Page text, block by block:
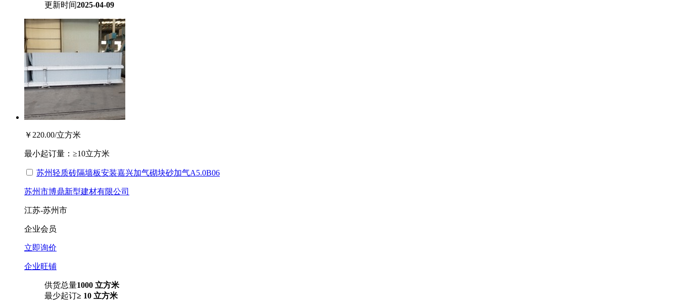
更新时间2025-04-09
￥220.00/立方米
最小起订量： ≥10立方米
苏州轻质砖隔墙板安装嘉兴加气砌块砂加气A5.0B06
苏州市博鼎新型建材有限公司
江苏-苏州市
企业会员
立即询价
企业旺铺
供货总量1000 立方米
最少起订≥ 10 立方米